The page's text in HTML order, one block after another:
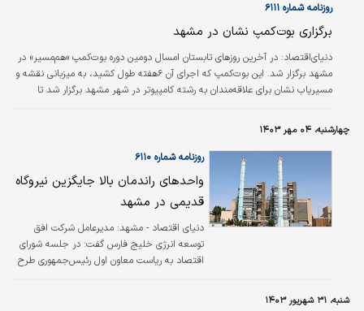
روزنامه شماره ۶۱۱۱
برگزاری بوت‌‌‌کمپ نشان در مشهد
دنیای‌اقتصاد: در آخرین روزهای تابستان امسال دومین دوره بوت‌‌‌کمپ «هم‌‌‌مسیر»‌‌‌ در
مشهد برگزار شد. این بوت‌‌‌کمپ که اجرای آن ۶هفته طول کشید، به میزبانی نقشه و
مسیریاب نشان برای علاقه‌‌‌مندان به رشته کامپیوتر در شهر مشهد برگزار شد تا
با حضور مدیرعامل نشان، تیمِ‌‌‌منتورها و اساتیدی از دانشگاه فردوسی مشهد برگزار
شد، شرکت‌کنندگان گواهی حضور در کمپ را دریافت کردند.
چهارشنبه، ۰۴ مهر ۱۴۰۳
روزنامه شماره ۶۱۱۰
واحد‏‏‌های راندمان بالا جایگزین نیروگاه
قدیمی در مشهد
دنیای اقتصاد - مشهد: مدیرعامل شرکت افق
توسعه انرژی خلیج فارس گفت: در جلسه شورای
اقتصاد به ریاست معاون اول رئیس‌‌‌جمهوری طرح
شنبه، ۳۱ شهریور ۱۴۰۳